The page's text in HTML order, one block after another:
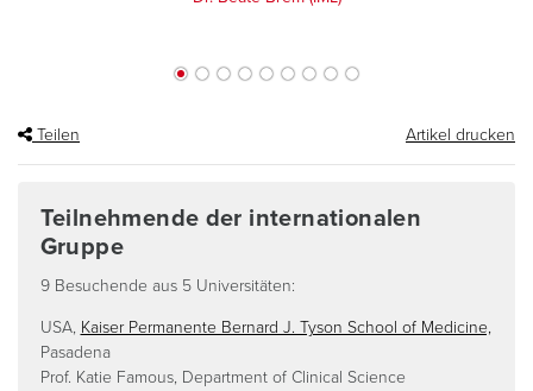
Teilen Artikel drucken
Teilnehmende der internationalen
Gruppe
9 Besuchende aus 5 Universitäten:
USA, Kaiser Permanente Bernard J. Tyson School of Medicine,
Pasadena
Prof. Katie Famous, Department of Clinical Science